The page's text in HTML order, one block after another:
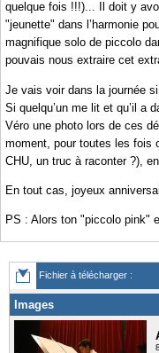
quelque fois !!!)... Il doit y
"jeunette" dans l’harmonie
magnifique solo de piccolo
pouvais nous extraire cet
Je vais voir dans la journée
Si quelqu’un me lit et qu’il a
Véro une photo lors de ces
moment, pour toutes les fois
CHU, un truc à raconter ?),
En tout cas, joyeux
PS : Alors ton "piccolo pink"
Fichier à télécharger :
Images